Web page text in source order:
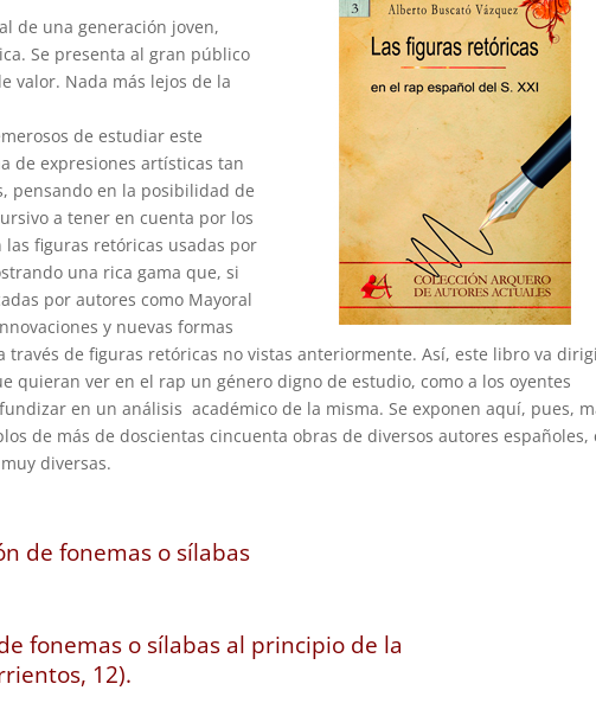
de una generación joven,
Se presenta al gran público
valor. Nada más lejos de la
de estudiar este
de expresiones artísticas tan
pensando en la posibilidad de
a tener en cuenta por los
figuras retóricas usadas por
una rica gama que, si
por autores como Mayoral
y nuevas formas
de figuras retóricas no vistas anteriormente. Así, este libro va
quieran ver en el rap un género digno de estudio, como a los oyentes
en un análisis académico de la misma. Se exponen aquí, pues,
de más de doscientas cincuenta obras de diversos autores españoles,
diversas.
de fonemas o sílabas
fonemas o sílabas al principio de la
12).